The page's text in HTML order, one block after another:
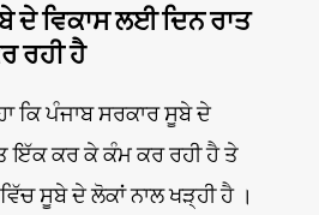
ਦੇ ਵਿਕਾਸ ਲਈ ਦਿਨ ਰਾਤ
ਰਹੀ ਹੈ
ਕਿ ਪੰਜਾਬ ਸਰਕਾਰ ਸੂਬੇ ਦੇ
ਇੱਕ ਕਰ ਕੇ ਕੰਮ ਕਰ ਰਹੀ ਹੈ ਤੇ
ਸੂਬੇ ਦੇ ਲੋਕਾਂ ਨਾਲ ਖੜ੍ਹੀ ਹੈ ।